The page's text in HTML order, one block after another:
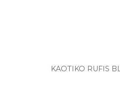
KAOTIKO RUFIS